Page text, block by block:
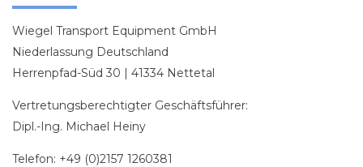
Wiegel Transport Equipment GmbH
Niederlassung Deutschland
Herrenpfad-Süd 30 | 41334 Nettetal
Vertretungsberechtigter Geschäftsführer:
Dipl.-Ing. Michael Heiny
Telefon: +49 (0)2157 1260381